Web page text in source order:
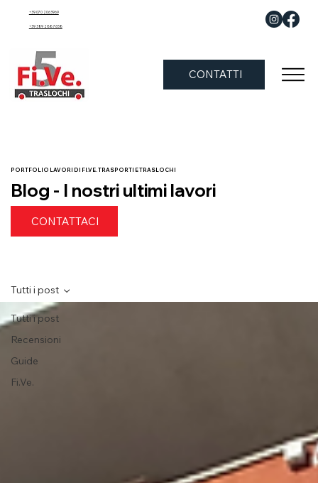
CONTATTI
+39 070 2063969
+39 389 288 7658
PORTFOLIO LAVORI DI FI.VE. TRASPORTI E TRASLOCHI
Blog - I nostri ultimi lavori
CONTATTACI
Tutti i post
Recensioni
Guide
Fi.Ve.
Tutti i post